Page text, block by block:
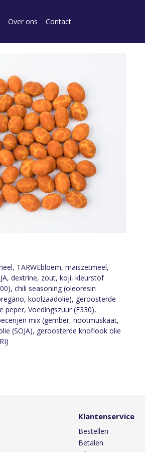
Over ons Contact
TARWEbloem, maiszetmeel,
dextrine, zout, koji, kleurstof
chili seasoning (oleoresin
koolzaadolie), geroosterde
Voedingszuur (E330),
mix (gember, nootmuskaat,
(SOJA), geroosterde knoflook olie
Klantenservice
Bestellen
Betalen